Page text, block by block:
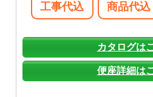
工事代込 商品代込
カタログは
便座詳細は